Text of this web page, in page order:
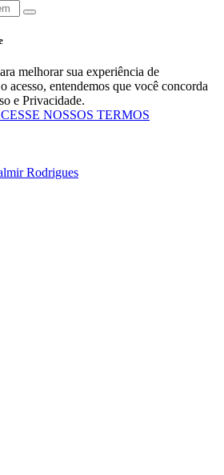
melhorar sua experiência de
acesso, entendemos que você concorda
e Privacidade.
NOSSOS TERMOS